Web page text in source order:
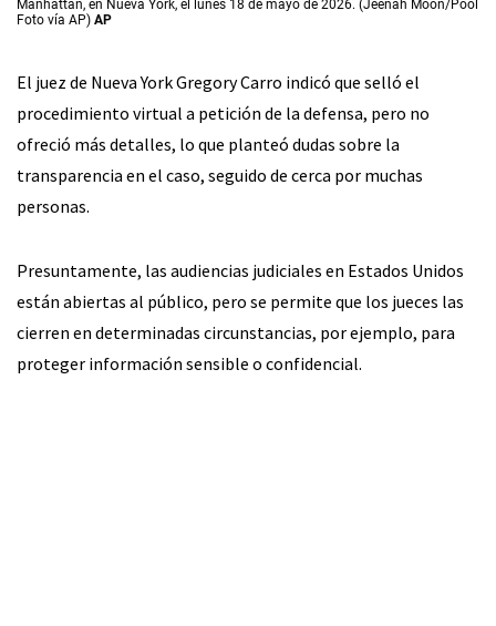
Manhattan, en Nueva York, el lunes 18 de mayo de 2026. (Jeenah Moon/Pool
Foto vía AP) AP
El juez de Nueva York Gregory Carro indicó que selló el
procedimiento virtual a petición de la defensa, pero no
ofreció más detalles, lo que planteó dudas sobre la
transparencia en el caso, seguido de cerca por muchas
personas.
Presuntamente, las audiencias judiciales en Estados Unidos
están abiertas al público, pero se permite que los jueces las
cierren en determinadas circunstancias, por ejemplo, para
proteger información sensible o confidencial.